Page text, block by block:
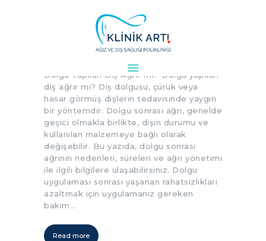
ANASAYFA
KURUMSAL
DOKTORLARIMIZ
TEDAVILER
VAKALAR
KVKK
AYDINLATMA
METNI
KLINIĞIMIZ
Dolgu Yapılan Diş Ağrır mı?
Dolgu Yapılan Diş Ağrır mı? Dolgu yapılan
diş ağrır mı? Diş dolgusu, çürük veya
hasar görmüş dişlerin tedavisinde yaygın
bir yöntemdir. Dolgu sonrası ağrı, genelde
geçici olmakla birlikte, dişin durumu ve
kullanılan malzemeye bağlı olarak
değişebilir. Bu yazıda, dolgu sonrası
ağrının nedenleri, süreleri ve ağrı yönetimi
ile ilgili bilgilere ulaşabilirsiniz. Dolgu
uygulaması sonrası yaşanan rahatsızlıkları
azaltmak için uygulamanız gereken
bakım…
Read more